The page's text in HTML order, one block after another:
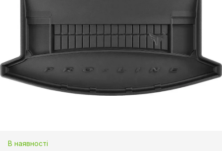
В наявності